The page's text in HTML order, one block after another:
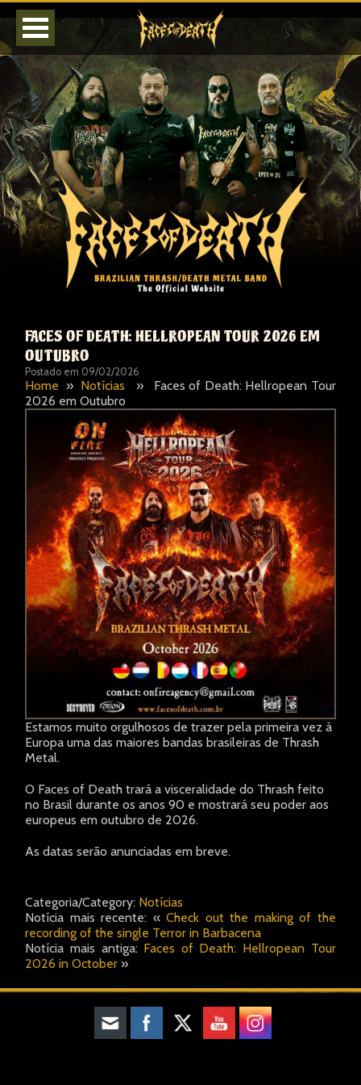
HOME
PRESS KIT / EPK
MÍDIA
LOJA
NOTÍCIAS
AGENDA
BIOGRAFIA
DISCOGRAFIA
VÍDEOS
CONTATOS
FACES OF DEATH: HELLROPEAN TOUR 2026 EM
OUTUBRO
Postado em 09/02/2026
Home » Notícias » Faces of Death: Hellropean Tour
2026 em Outubro
Estamos muito orgulhosos de trazer pela primeira vez à
Europa uma das maiores bandas brasileiras de Thrash
Metal.
O Faces of Death trará a visceralidade do Thrash feito
no Brasil durante os anos 90 e mostrará seu poder aos
europeus em outubro de 2026.
As datas serão anunciadas em breve.
Categoria/Category: Notícias
Notícia mais recente: «Check out the making of the
recording of the single Terror in Barbacena
Notícia mais antiga: Faces of Death: Hellropean Tour
2026 in October »